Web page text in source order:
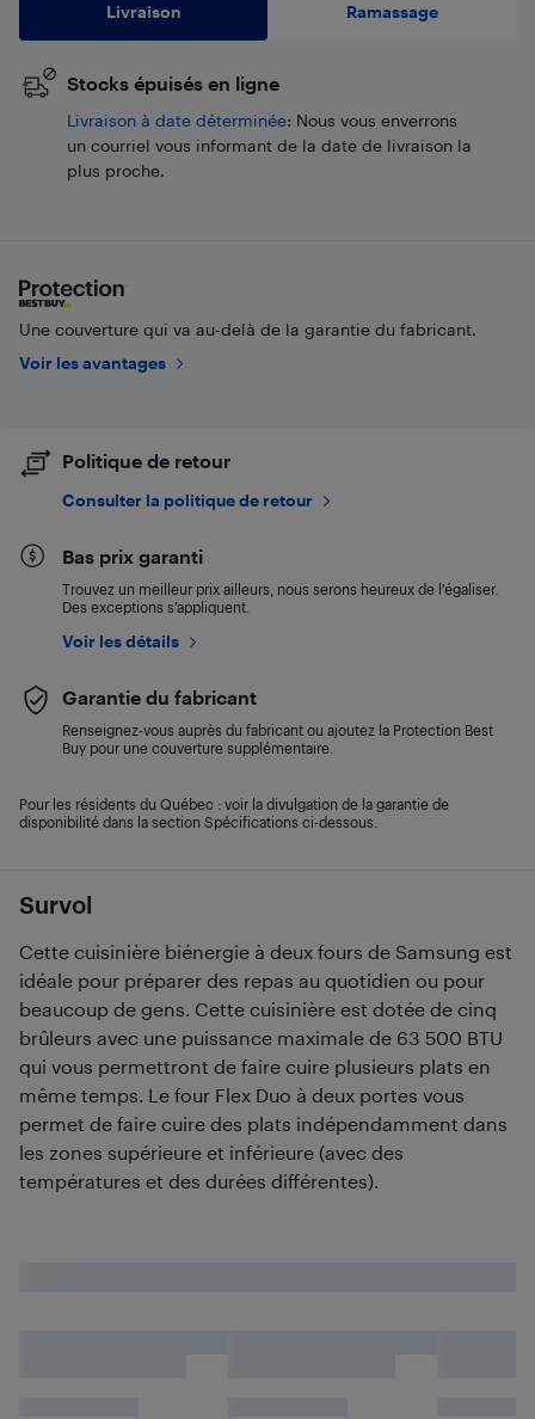
Survol
Cette cuisinière biénergie à deux fours de Samsung est
idéale pour préparer des repas au quotidien ou pour
beaucoup de gens. Cette cuisinière est dotée de cinq
brûleurs avec une puissance maximale de 63 500 BTU
qui vous permettront de faire cuire plusieurs plats en
même temps. Le four Flex Duo à deux portes vous
permet de faire cuire des plats indépendamment dans
les zones supérieure et inférieure (avec des
températures et des durées différentes).
Livraison Ramassage
Stocks épuisés en ligne
​Livraison à date déterminée: Nous vous enverrons
un courriel vous informant de la date de livraison la
plus proche.
Une couverture qui va au-delà de la garantie du fabricant.
Voir les avantages
Politique de retour
Consulter la politique de retour
Bas prix garanti
Trouvez un meilleur prix ailleurs, nous serons heureux de l’égaliser.
Des exceptions s’appliquent.
Voir les détails
Garantie du fabricant
Renseignez-vous auprès du fabricant ou ajoutez la Protection Best
Buy pour une couverture supplémentaire.
Pour les résidents du Québec : voir la divulgation de la garantie de
disponibilité dans la section Spécifications ci-dessous.